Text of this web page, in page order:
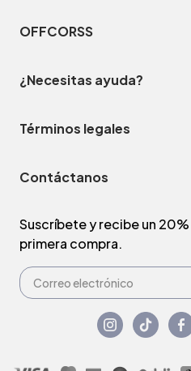
OFFCORSS
¿Necesitas ayuda?
Términos legales
Contáctanos
Suscríbete y recibe un
primera compra.